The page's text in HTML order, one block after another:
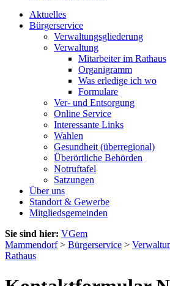
Aktuelles
Bürgerservice
Verwaltungsgliederung
Verwaltung
Mitarbeiter im Rathaus
Organigramm
Was erledige ich wo
Formulare
Ver- und Entsorgung
Online Service
Interessante Links
Wahlen
Gesundheit (überregional)
Überörtliche Behörden
Notruftafel
Satzungen
Über uns
Standort & Gewerbe
Mitgliedsgemeinden
Sie sind hier: VGem
Mammendorf> Bürgerservice >
Rathaus